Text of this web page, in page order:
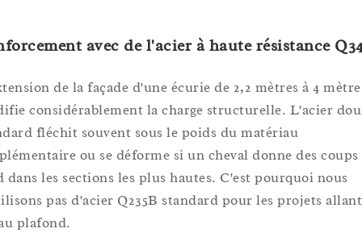
avec de l'acier à haute résistance
de la façade d'une écurie de 2,2 mètres à 4
considérablement la charge structurelle. L'acier
fléchit souvent sous le poids du matériau
ou se déforme si un cheval donne des coups
dans les sections les plus hautes. C'est pourquoi nous
pas d'acier Q235B standard pour les projets
plafond.